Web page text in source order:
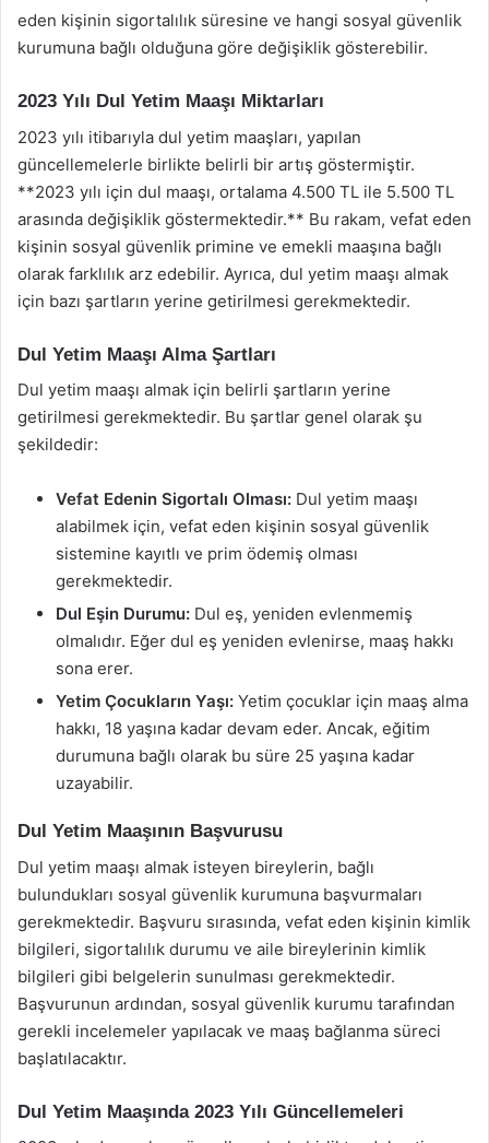
eden kişinin sigortalılık süresine ve hangi sosyal güvenlik
kurumuna bağlı olduğuna göre değişiklik gösterebilir.
2023 Yılı Dul Yetim Maaşı Miktarları
2023 yılı itibarıyla dul yetim maaşları, yapılan
güncellemelerle birlikte belirli bir artış göstermiştir.
**2023 yılı için dul maaşı, ortalama 4.500 TL ile 5.500 TL
arasında değişiklik göstermektedir.** Bu rakam, vefat eden
kişinin sosyal güvenlik primine ve emekli maaşına bağlı
olarak farklılık arz edebilir. Ayrıca, dul yetim maaşı almak
için bazı şartların yerine getirilmesi gerekmektedir.
Dul Yetim Maaşı Alma Şartları
Dul yetim maaşı almak için belirli şartların yerine
getirilmesi gerekmektedir. Bu şartlar genel olarak şu
şekildedir:
Vefat Edenin Sigortalı Olması: Dul yetim maaşı
alabilmek için, vefat eden kişinin sosyal güvenlik
sistemine kayıtlı ve prim ödemiş olması
gerekmektedir.
Dul Eşin Durumu: Dul eş, yeniden evlenmemiş
olmalıdır. Eğer dul eş yeniden evlenirse, maaş hakkı
sona erer.
Yetim Çocukların Yaşı: Yetim çocuklar için maaş alma
hakkı, 18 yaşına kadar devam eder. Ancak, eğitim
durumuna bağlı olarak bu süre 25 yaşına kadar
uzayabilir.
Dul Yetim Maaşının Başvurusu
Dul yetim maaşı almak isteyen bireylerin, bağlı
bulundukları sosyal güvenlik kurumuna başvurmaları
gerekmektedir. Başvuru sırasında, vefat eden kişinin kimlik
bilgileri, sigortalılık durumu ve aile bireylerinin kimlik
bilgileri gibi belgelerin sunulması gerekmektedir.
Başvurunun ardından, sosyal güvenlik kurumu tarafından
gerekli incelemeler yapılacak ve maaş bağlanma süreci
başlatılacaktır.
Dul Yetim Maaşında 2023 Yılı Güncellemeleri